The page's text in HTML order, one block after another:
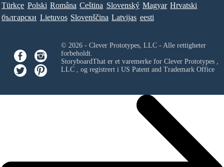
Türkçe Polski Româna Ceština Slovenský Magyar Hrvatski
български Lietuvos Slovenščina Latvijas eesti
© 2026 - Clever Prototypes, LLC - Alle rettigheter
forbeholdt.
StoryboardThat er et varemerke for Clever Prototypes ,
LLC, og registrert i US Patent and Trademark Office